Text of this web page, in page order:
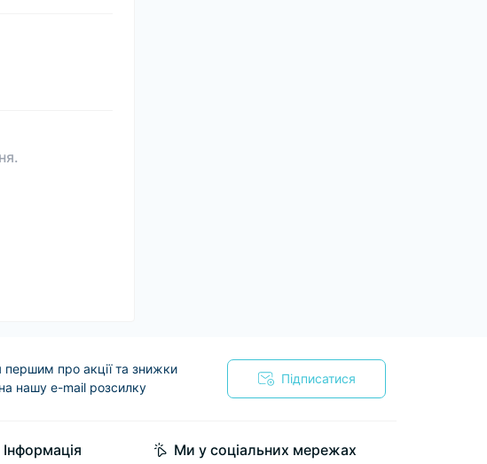
першим про акції та знижки
нашу e-mail розсилку
Підписатися
Інформація Ми у соціальних мережах